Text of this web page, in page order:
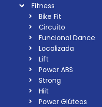
Fitness
Bike Fit
Circuito
Funcional Dance
Localizada
Lift
Power ABS
Strong
Hiit
Power Glúteos